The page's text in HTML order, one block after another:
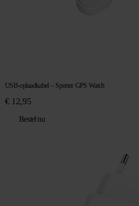
USB-oplaadkabel – Spotter GPS Watch
€12,95
Bestel nu